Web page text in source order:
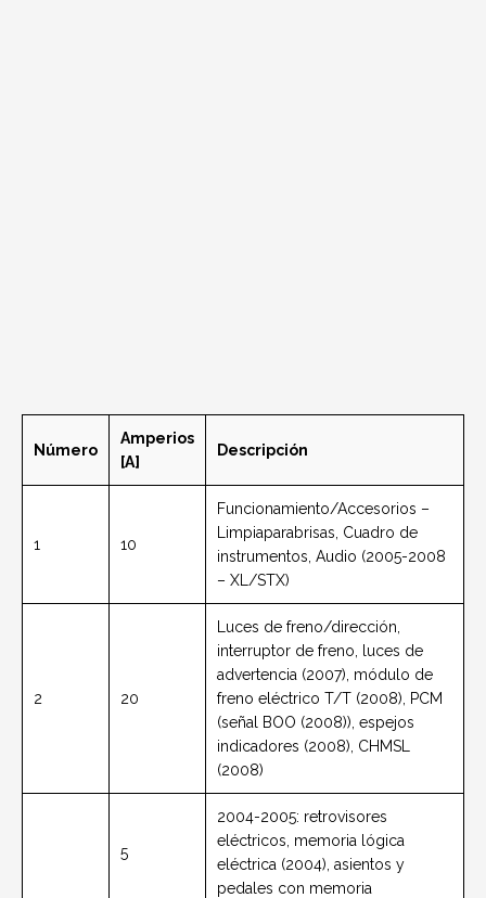
Número
Amperios
[A]
Descripción
1 10
Funcionamiento/Accesorios –
Limpiaparabrisas, Cuadro de
instrumentos, Audio (2005-2008
– XL/STX)
2 20
Luces de freno/dirección,
interruptor de freno, luces de
advertencia (2007), módulo de
freno eléctrico T/T (2008), PCM
(señal BOO (2008)), espejos
indicadores (2008), CHMSL
(2008)
5
2004-2005: retrovisores
eléctricos, memoria lógica
eléctrica (2004), asientos y
pedales con memoria